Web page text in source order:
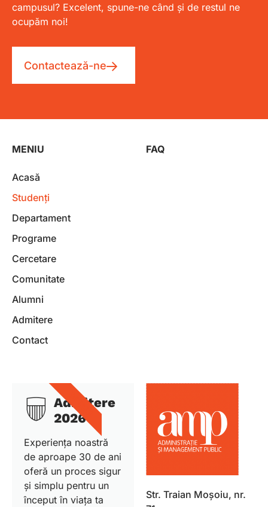
campusul? Excelent, spune-ne când și de restul ne
ocupăm noi!
Contactează-ne
MENIU
Acasă
Studenți
Departament
Programe
Cercetare
Comunitate
Alumni
Admitere
Contact
FAQ
Admitere
2026
Experiența noastră
de aproape 30 de ani
oferă un proces sigur
și simplu pentru un
început în viața ta
DETALII
Str. Traian Moșoiu, nr.